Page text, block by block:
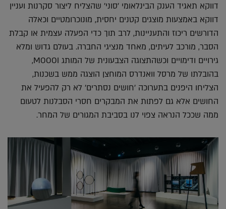
דווקא תאגיד הענק הבינלאומי 'סוני' שהצליח ליצור סקרנות ועניין
דווקא באמצעות מוצגים קטנים יחסית, מונוכרומטיים וכאלה
הדורשים ריכוז והתעניינות, לרב תוך כדי הפעלה עצמית או קבלת
הסבר, מורכב לעיתים, מאחד מנציגי החברה. בעולם גדוש ומלא
גירויים ודימויים וכשהתצוגה הצבעונית של המותג MOOOI,
בהובלתו של מרסל וואנדרס המוחצן הוצגה ממש בשכנות,
הצליחו היפנים בתערוכה 'חושים נסתרים' לא רק להפעיל את
החושים אלא גם לפתות את המבקרים חסרי הסבלנות לטעום
ממה שככל הנראה צפוי לנו בסביבת המגורים של המחר.